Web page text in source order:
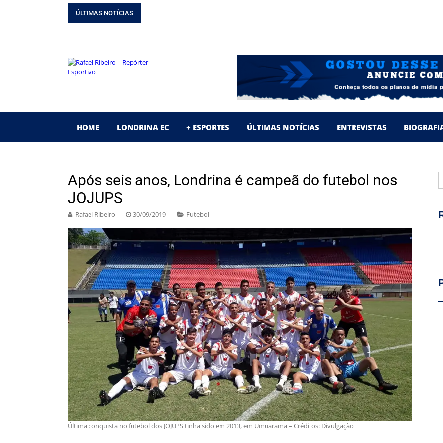
ÚLTIMAS NOTÍCIAS
HOME LONDRINA EC + ESPORTES ÚLTIMAS NOTÍCIAS ENTREVISTAS
Após seis anos, Londrina é campeã do futebol nos
JOJUPS
Rafael Ribeiro 30/09/2019 Futebol
Última conquista no futebol dos JOJUPS tinha sido em 2013, em Umuarama – Créditos: Divulgação